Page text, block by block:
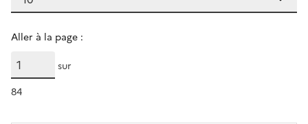
Aller à la page :
sur
84